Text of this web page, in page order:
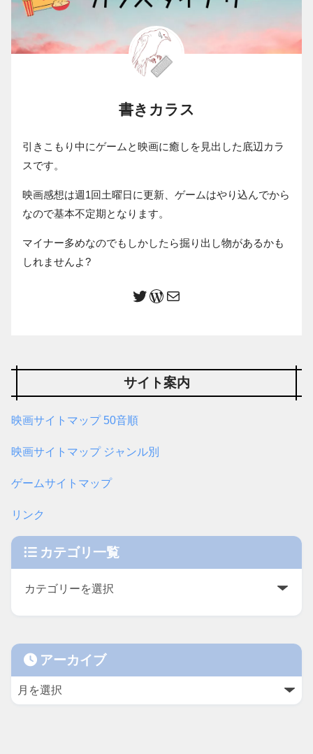
書きカラス
引きこもり中にゲームと映画に癒しを見出した底辺カラ
スです。
映画感想は週1回土曜日に更新、ゲームはやり込んでから
なので基本不定期となります。
マイナー多めなのでもしかしたら掘り出し物があるかも
しれませんよ?
サイト案内
映画サイトマップ 50音順
映画サイトマップ ジャンル別
ゲームサイトマップ
リンク
カテゴリ一覧
アーカイブ